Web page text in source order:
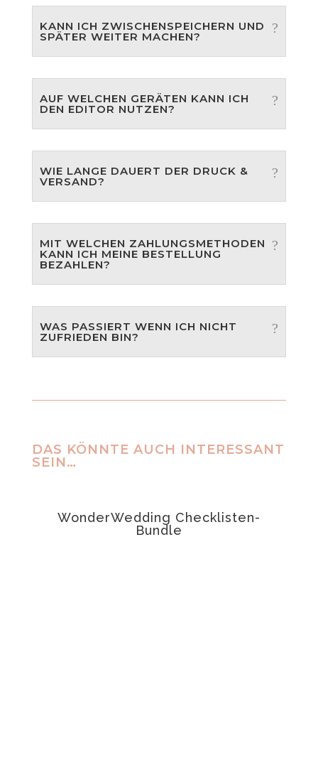
KANN ICH ZWISCHENSPEICHERN UND
SPÄTER WEITER MACHEN?
AUF WELCHEN GERÄTEN KANN ICH
DEN EDITOR NUTZEN?
WIE LANGE DAUERT DER DRUCK &
VERSAND?
MIT WELCHEN ZAHLUNGSMETHODEN
KANN ICH MEINE BESTELLUNG
BEZAHLEN?
WAS PASSIERT WENN ICH NICHT
ZUFRIEDEN BIN?
DAS KÖNNTE AUCH INTERESSANT
SEIN…
ANGEBOT!
WonderWedding Checklisten-
Bundle